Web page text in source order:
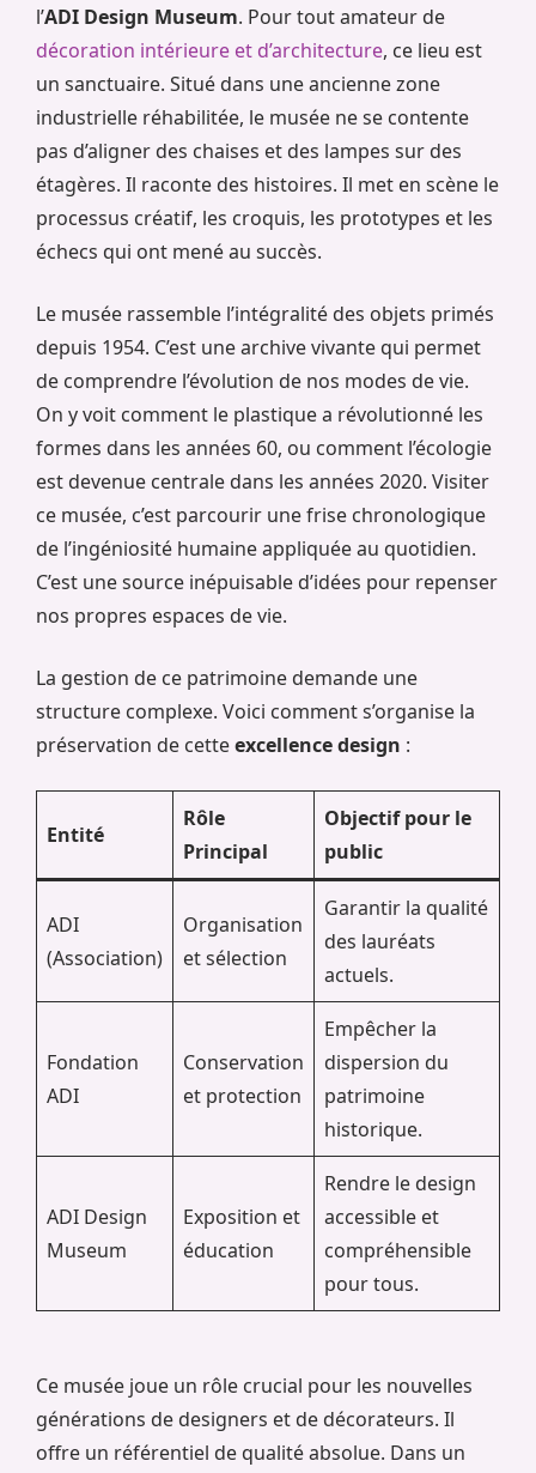
l’ADI Design Museum. Pour tout amateur de
décoration intérieure et d’architecture, ce lieu est
un sanctuaire. Situé dans une ancienne zone
industrielle réhabilitée, le musée ne se contente
pas d’aligner des chaises et des lampes sur des
étagères. Il raconte des histoires. Il met en scène le
processus créatif, les croquis, les prototypes et les
échecs qui ont mené au succès.
Le musée rassemble l’intégralité des objets primés
depuis 1954. C’est une archive vivante qui permet
de comprendre l’évolution de nos modes de vie.
On y voit comment le plastique a révolutionné les
formes dans les années 60, ou comment l’écologie
est devenue centrale dans les années 2020. Visiter
ce musée, c’est parcourir une frise chronologique
de l’ingéniosité humaine appliquée au quotidien.
C’est une source inépuisable d’idées pour repenser
nos propres espaces de vie.
La gestion de ce patrimoine demande une
structure complexe. Voici comment s’organise la
préservation de cetteexcellence design :
Entité
Rôle
Principal
Objectif pour le
public
ADI
(Association)
Organisation
et sélection
Garantir la qualité
des lauréats
actuels.
Fondation
ADI
Conservation
et protection
Empêcher la
dispersion du
patrimoine
historique.
ADI Design
Museum
Exposition et
éducation
Rendre le design
accessible et
compréhensible
pour tous.
Ce musée joue un rôle crucial pour les nouvelles
générations de designers et de décorateurs. Il
offre un référentiel de qualité absolue. Dans un